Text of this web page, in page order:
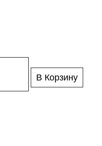
В Корзину